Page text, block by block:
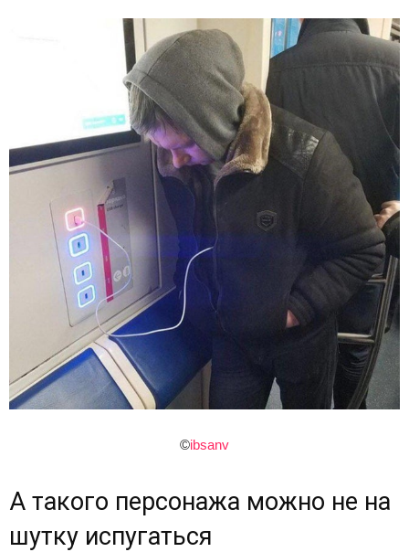
©ibsanv
А такого персонажа можно не на
шутку испугаться